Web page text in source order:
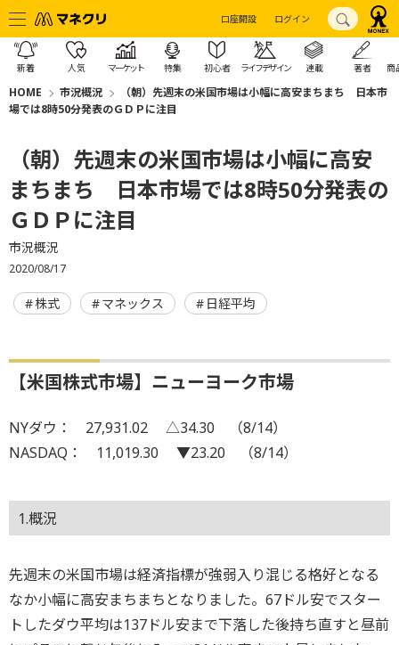
口座開設 ログイン
新着 人気 マーケット 特集 初心者 ライフデザイン 連載 著者 商
HOME 市況概況
（朝）先週末の米国市場は小幅に高安まちまち 日本市
場では8時50分発表のＧＤＰに注目
（朝）先週末の米国市場は小幅に高安
まちまち 日本市場では8時50分発表の
ＧＤＰに注目
市況概況
2020/08/17
株式 マネックス 日経平均
【米国株式市場】ニューヨーク市場
NYダウ： 27,931.02 △34.30 （8/14）
NASDAQ： 11,019.30 ▼23.20 （8/14）
1.概況
先週末の米国市場は経済指標が強弱入り混じる格好となる
なか小幅に高安まちまちとなりました。67ドル安でスター
トしたダウ平均は137ドル安まで下落した後持ち直すと昼前